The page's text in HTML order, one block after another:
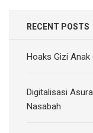
RECENT POSTS
Hoaks Gizi
Digitalisasi
Nasabah